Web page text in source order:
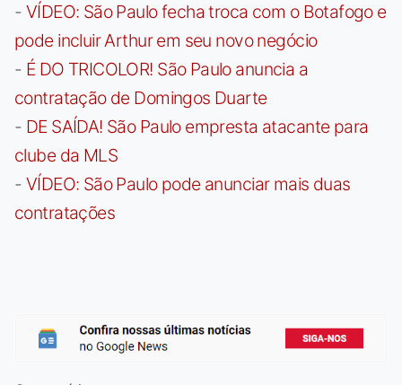
- VÍDEO: São Paulo fecha troca com o Botafogo e
pode incluir Arthur em seu novo negócio
- É DO TRICOLOR! São Paulo anuncia a
contratação de Domingos Duarte
- DE SAÍDA! São Paulo empresta atacante para
clube da MLS
- VÍDEO: São Paulo pode anunciar mais duas
contratações